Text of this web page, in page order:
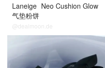
Laneige Neo Cushion Glow
气垫粉饼
@dealmoon.de